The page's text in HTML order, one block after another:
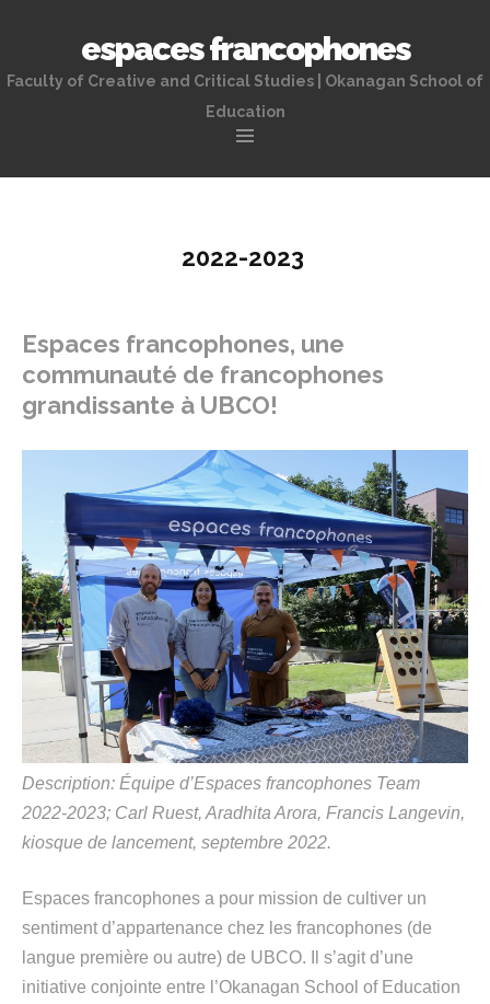
espaces francophones
Faculty of Creative and Critical Studies | Okanagan School of
Education
2022-2023
Espaces francophones, une
communauté de francophones
grandissante à UBCO!
Description: Équipe d’Espaces francophones Team
2022-2023; Carl Ruest, Aradhita Arora, Francis Langevin,
kiosque de lancement, septembre 2022.
Espaces francophones a pour mission de cultiver un
sentiment d’appartenance chez les francophones (de
langue première ou autre) de UBCO. Il s’agit d’une
initiative conjointe entre l’Okanagan School of Education